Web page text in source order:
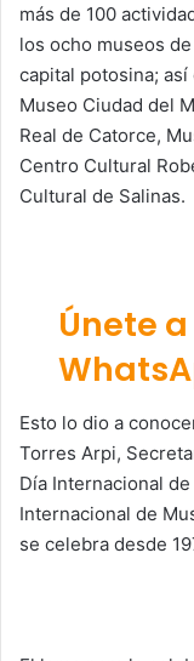
más de 100
los ocho museos
capital potosina;
Museo Ciudad del
Real de Catorce,
Centro Cultural
Cultural de Salinas.
Únete
Esto lo dio a
Torres Arpi,
Día Internacional
Internacional de
se celebra desde